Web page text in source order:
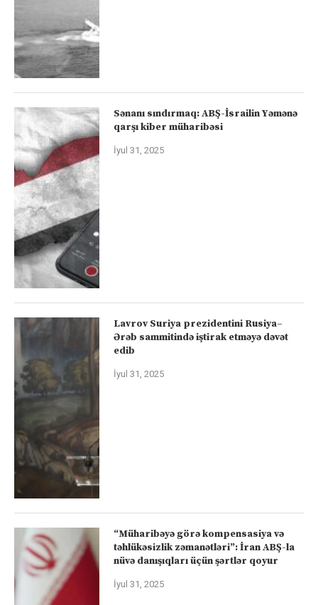
Sənanı sındırmaq: ABŞ-İsrailin Yəmənə
qarşı kiber müharibəsi
İyul 31, 2025
Lavrov Suriya prezidentini Rusiya–
Ərəb sammitində iştirak etməyə dəvət
edib
İyul 31, 2025
“Müharibəyə görə kompensasiya və
təhlükəsizlik zəmanətləri”: İran ABŞ-la
nüvə danışıqları üçün şərtlər qoyur
İyul 31, 2025